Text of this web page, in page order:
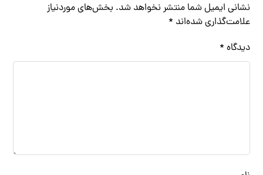
نشانی ایمیل شما منتشر نخواهد شد. بخش‌های موردنیاز
علامت‌گذاری شده‌اند *
دیدگاه *